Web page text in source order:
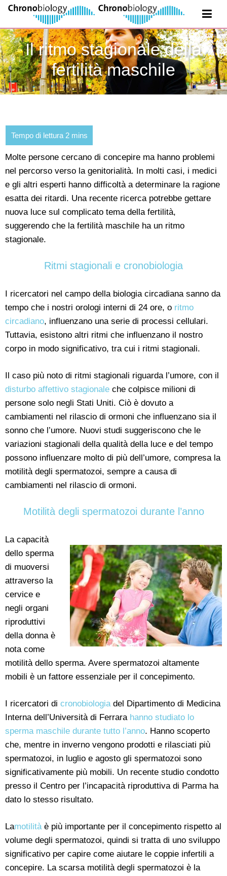
Il ritmo stagionale della
fertilità maschile
Molte persone cercano di concepire ma hanno problemi
nel percorso verso la genitorialità. In molti casi, i medici
e gli altri esperti hanno difficoltà a determinare la ragione
esatta dei ritardi. Una recente ricerca potrebbe gettare
nuova luce sul complicato tema della fertilità,
suggerendo che la fertilità maschile ha un ritmo
stagionale.
Ritmi stagionali e cronobiologia
I ricercatori nel campo della biologia circadiana sanno da
tempo che i nostri orologi interni di 24 ore, o ritmo
circadiano, influenzano una serie di processi cellulari.
Tuttavia, esistono altri ritmi che influenzano il nostro
corpo in modo significativo, tra cui i ritmi stagionali.
Il caso più noto di ritmi stagionali riguarda l’umore, con il
disturbo affettivo stagionale che colpisce milioni di
persone solo negli Stati Uniti. Ciò è dovuto a
cambiamenti nel rilascio di ormoni che influenzano sia il
sonno che l’umore. Nuovi studi suggeriscono che le
variazioni stagionali della qualità della luce e del tempo
possono influenzare molto di più dell’umore, compresa la
motilità degli spermatozoi, sempre a causa di
cambiamenti nel rilascio di ormoni.
Motilità degli spermatozoi durante l’anno
La capacità
dello sperma
di muoversi
attraverso la
cervice e
negli organi
riproduttivi
della donna è
nota come
motilità dello sperma. Avere spermatozoi altamente
mobili è un fattore essenziale per il concepimento.
I ricercatori di cronobiologiadel Dipartimento di Medicina
Interna dell’Università di Ferrara hanno studiato lo
sperma maschile durante tutto l’anno. Hanno scoperto
che, mentre in inverno vengono prodotti e rilasciati più
spermatozoi, in luglio e agosto gli spermatozoi sono
significativamente più mobili. Un recente studio condotto
presso il Centro per l’incapacità riproduttiva di Parma ha
dato lo stesso risultato.
Lamotilitàè più importante per il concepimento rispetto al
volume degli spermatozoi, quindi si tratta di uno sviluppo
significativo per capire come aiutare le coppie infertili a
concepire. La scarsa motilità degli spermatozoi è la